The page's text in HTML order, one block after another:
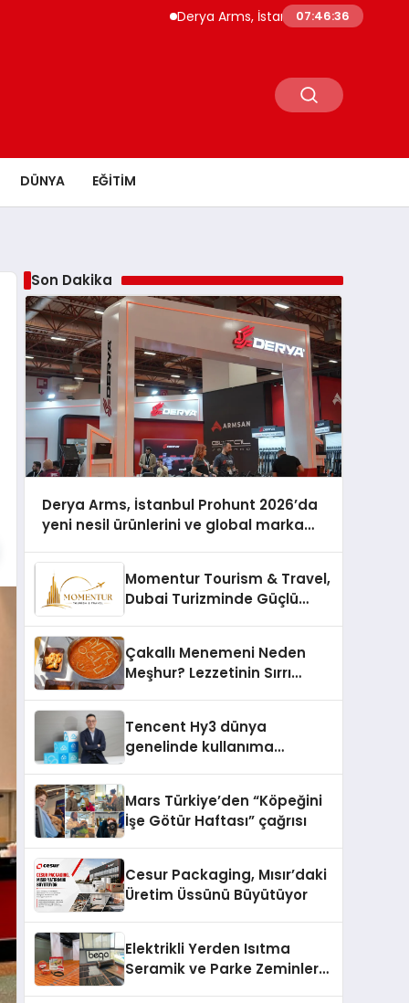
Derya Arms, İstanbul Prohunt 2026’da yeni
07:46:37
DÜNYA EĞITIM
Son Dakika
Derya Arms, İstanbul Prohunt 2026’da
yeni nesil ürünlerini ve global marka
Momentur Tourism & Travel,
Dubai Turizminde Güçlü
Çakallı Menemeni Neden
Meşhur? Lezzetinin Sırrı
Tencent Hy3 dünya
genelinde kullanıma
Mars Türkiye’den “Köpeğini
İşe Götür Haftası” çağrısı
Cesur Packaging, Mısır’daki
Üretim Üssünü Büyütüyor
Elektrikli Yerden Isıtma
Seramik ve Parke Zeminler